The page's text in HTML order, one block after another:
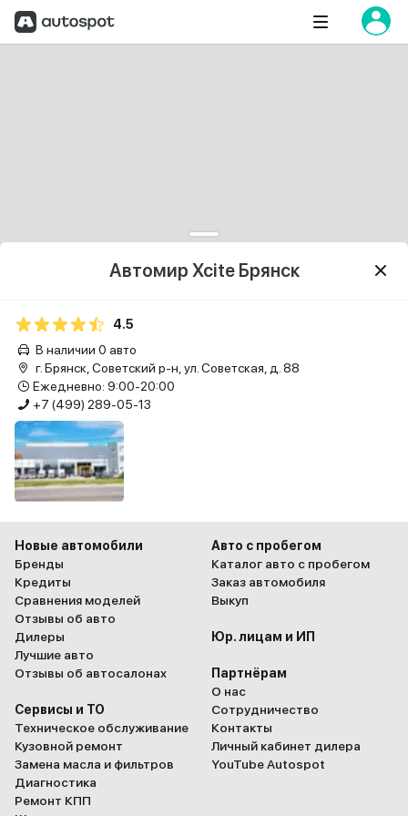
Автомир Xcite Брянск
4.5
В наличии 0 авто
г. Брянск, Советский р-н, ул. Советская, д. 88
Ежедневно: 9:00-20:00
+7 (499) 289-05-13
Новые автомобили
Бренды
Кредиты
Сравнения моделей
Отзывы об авто
Дилеры
Лучшие авто
Отзывы об автосалонах
Сервисы и ТО
Техническое обслуживание
Кузовной ремонт
Замена масла и фильтров
Диагностика
Ремонт КПП
Авто с пробегом
Каталог авто с пробегом
Заказ автомобиля
Выкуп
Юр. лицам и ИП
Партнёрам
О нас
Сотрудничество
Контакты
Личный кабинет дилера
YouTube Autospot